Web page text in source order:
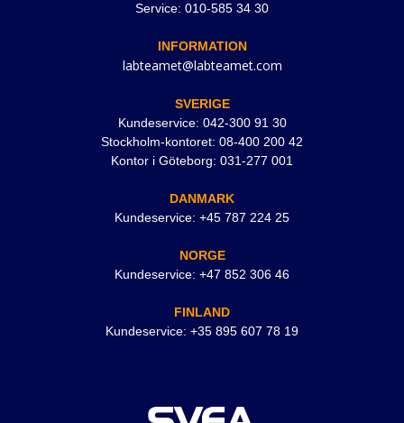
Service: 010-585 34 30
INFORMATION
labteamet@labteamet.com
SVERIGE
Kundeservice: 042-300 91 30
Stockholm-kontoret: 08-400 200 42
Kontor i Göteborg: 031-277 001
DANMARK
Kundeservice: +45 787 224 25
NORGE
Kundeservice: +47 852 306 46
FINLAND
Kundeservice: +35 895 607 78 19